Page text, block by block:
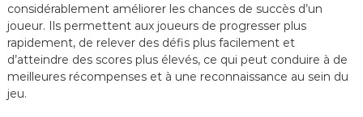
considérablement améliorer les chances de succès d’un
joueur. Ils permettent aux joueurs de progresser plus
rapidement, de relever des défis plus facilement et
d’atteindre des scores plus élevés, ce qui peut conduire à de
meilleures récompenses et à une reconnaissance au sein du
jeu.